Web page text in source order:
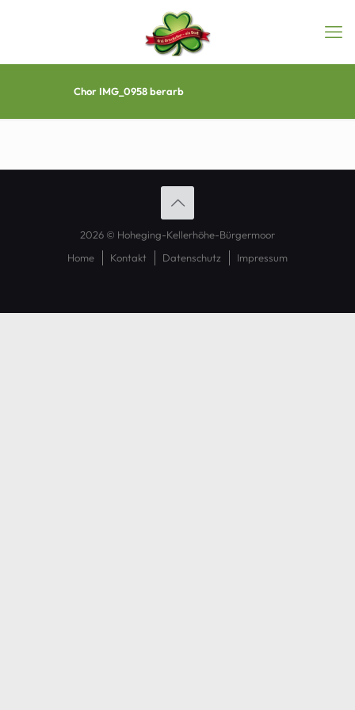
Chor IMG_0958 berarb
2026 © Hoheging-Kellerhöhe-Bürgermoor
Home
Kontakt Datenschutz Impressum